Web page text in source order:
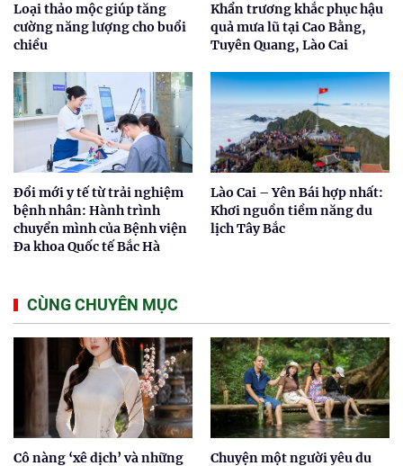
Loại thảo mộc giúp tăng
cường năng lượng cho buổi
chiều
Khẩn trương khắc phục hậu
quả mưa lũ tại Cao Bằng,
Tuyên Quang, Lào Cai
Đổi mới y tế từ trải nghiệm
bệnh nhân: Hành trình
chuyển mình của Bệnh viện
Đa khoa Quốc tế Bắc Hà
Lào Cai – Yên Bái hợp nhất:
Khơi nguồn tiềm năng du
lịch Tây Bắc
CÙNG CHUYÊN MỤC
Cô nàng ‘xê dịch’ và những Chuyện một người yêu du